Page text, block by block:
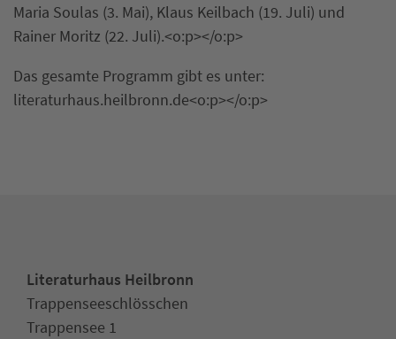
Maria Soulas (3. Mai), Klaus Keilbach (19. Juli) und
Rainer Moritz (22. Juli).<o:p></o:p>
Das gesamte Programm gibt es unter:
literaturhaus.heilbronn.de<o:p></o:p>
Literaturhaus Heilbronn
Trappenseeschlösschen
Trappensee 1